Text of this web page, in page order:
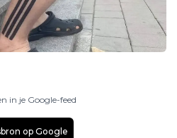
in je Google-feed
op Google